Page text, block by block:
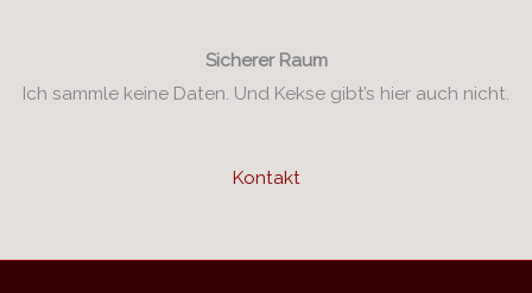
Sicherer Raum
Ich sammle keine Daten. Und Kekse gibt’s hier auch nicht.
Kontakt